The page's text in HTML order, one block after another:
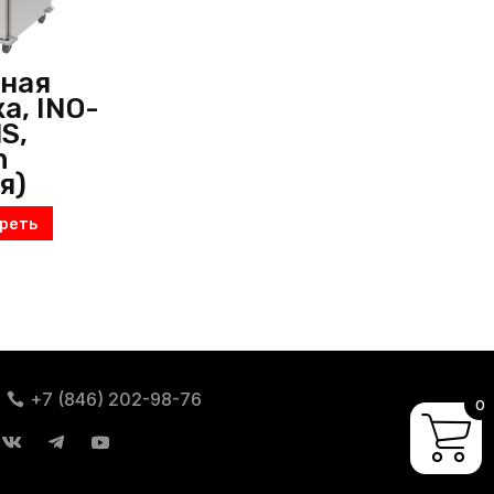
INO-
+7 (846) 202-98-76 0